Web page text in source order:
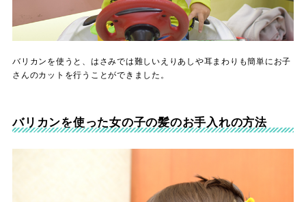
バリカンを使うと、はさみでは難しいえりあしや耳まわりも簡単にお子
さんのカットを行うことができました。
バリカンを使った女の子の髪のお手入れの方法